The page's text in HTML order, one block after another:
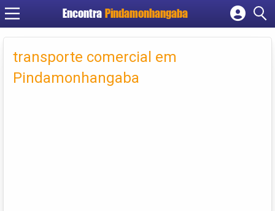
Encontra Pindamonhangaba
Cadastrar empresa
Criar conta
transporte comercial em
Pindamonhangaba